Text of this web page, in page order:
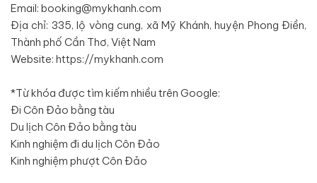
Email: booking@mykhanh.com
Địa chỉ: 335, lộ vòng cung, xã Mỹ Khánh, huyện Phong Điền,
Thành phố Cần Thơ, Việt Nam
Website: https://mykhanh.com
*Từ khóa được tìm kiếm nhiều trên Google:
Đi Côn Đảo bằng tàu
Du lịch Côn Đảo bằng tàu
Kinh nghiệm đi du lịch Côn Đảo
Kinh nghiệm phượt Côn Đảo